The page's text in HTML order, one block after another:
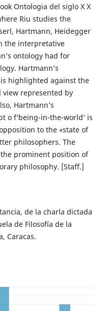
Ontologia del siglo X X
Riu studies the
Hartmann, Heidegger
the interpretative
ontology had for
Hartmann’s
highlighted against the
view represented by
Hartmann’s
o f‘being-in-the-world’ is
to the «state of
philosophers. The
the prominent position of
philosophy. [Staff.]
de la charla dictada
de Filosofía de la
Caracas.